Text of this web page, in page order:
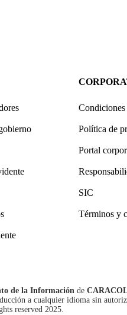
Condiciones
Política de
Portal
SIC
Términos y
de la Información de
a cualquier idioma sin
reserved 2025.